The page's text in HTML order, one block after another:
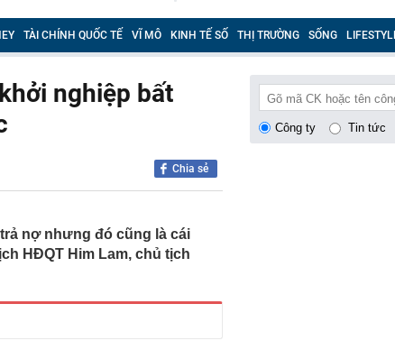
sắt cao tốc hơn 7 tỷ
sẽ đi về đâu?
bố phá sản và phải
ty bất động sản với
sấy quần áo?
tranh mới của hộ kinh
Tháng 8, 3 con giáp
chính
100 kg vàng giấu khắp
điểm, điểm đổi được
Trọng Đông kiểm tra,
TÀI CHÍNH QUỐC TẾ VĨ MÔ KINH TẾ SỐ THỊ TRƯỜNG SỐNG
nghiệp bất
Chia sẻ
nợ nhưng đó cũng là cái
HĐQT Him Lam, chủ tịch
Công ty Tin tức